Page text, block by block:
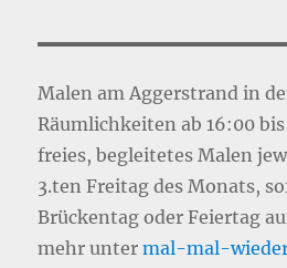
Malen am Aggerstrand in
Räumlichkeiten ab 16:00 bis
freies, begleitetes Malen
3.ten Freitag des Monats,
Brückentag oder Feiertag
mehr untermal-mal-wied